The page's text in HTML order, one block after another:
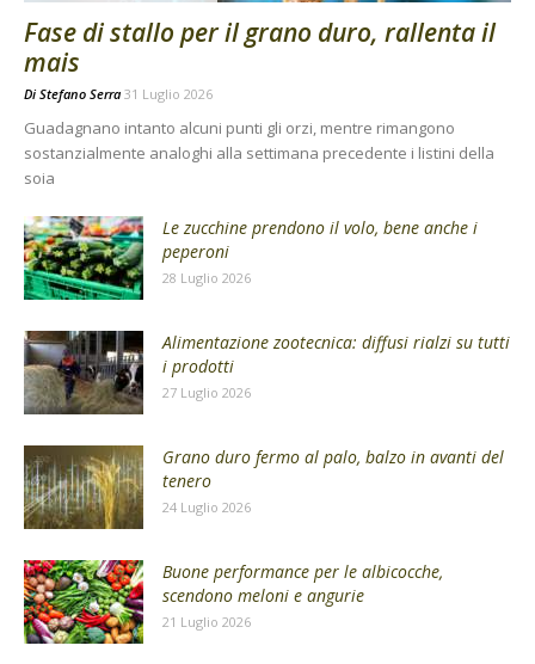
Fase di stallo per il grano duro, rallenta il
mais
Di Stefano Serra 31 Luglio 2026
Guadagnano intanto alcuni punti gli orzi, mentre rimangono
sostanzialmente analoghi alla settimana precedente i listini della
soia
Le zucchine prendono il volo, bene anche i
peperoni
28 Luglio 2026
Alimentazione zootecnica: diffusi rialzi su tutti
i prodotti
27 Luglio 2026
Grano duro fermo al palo, balzo in avanti del
tenero
24 Luglio 2026
Buone performance per le albicocche,
scendono meloni e angurie
21 Luglio 2026